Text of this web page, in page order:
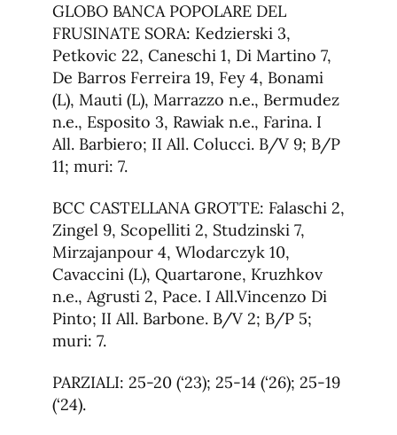
GLOBO BANCA POPOLARE DEL
FRUSINATE SORA: Kedzierski 3,
Petkovic 22, Caneschi 1, Di Martino 7,
De Barros Ferreira 19, Fey 4, Bonami
(L), Mauti (L), Marrazzo n.e., Bermudez
n.e., Esposito 3, Rawiak n.e., Farina. I
All. Barbiero; II All. Colucci. B/V 9; B/P
11; muri: 7.
BCC CASTELLANA GROTTE: Falaschi 2,
Zingel 9, Scopelliti 2, Studzinski 7,
Mirzajanpour 4, Wlodarczyk 10,
Cavaccini (L), Quartarone, Kruzhkov
n.e., Agrusti 2, Pace. I All.Vincenzo Di
Pinto; II All. Barbone. B/V 2; B/P 5;
muri: 7.
PARZIALI: 25-20 (‘23); 25-14 (‘26); 25-19
(‘24).